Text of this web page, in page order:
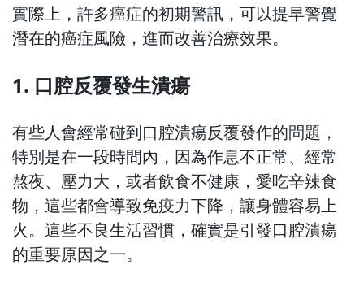
實際上，許多癌症的初期警訊，可以提早警覺
潛在的癌症風險，進而改善治療效果。
1. 口腔反覆發生潰瘍
有些人會經常碰到口腔潰瘍反覆發作的問題，
特別是在一段時間內，因為作息不正常、經常
熬夜、壓力大，或者飲食不健康，愛吃辛辣食
物，這些都會導致免疫力下降，讓身體容易上
火。這些不良生活習慣，確實是引發口腔潰瘍
的重要原因之一。